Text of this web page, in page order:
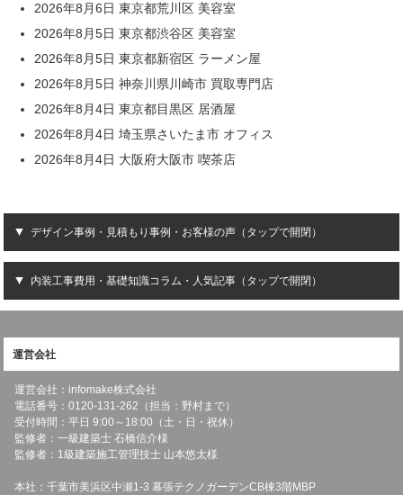
2026年8月6日 東京都荒川区 美容室
2026年8月5日 東京都渋谷区 美容室
2026年8月5日 東京都新宿区 ラーメン屋
2026年8月5日 神奈川県川崎市 買取専門店
2026年8月4日 東京都目黒区 居酒屋
2026年8月4日 埼玉県さいたま市 オフィス
2026年8月4日 大阪府大阪市 喫茶店
デザイン事例・見積もり事例・お客様の声（タップで開閉）
内装工事費用・基礎知識コラム・人気記事（タップで開閉）
運営会社
運営会社：infomake株式会社
電話番号：0120-131-262（担当：野村まで）
受付時間：平日 9:00～18:00（土・日・祝休）
監修者：一級建築士 石橋信介様
監修者：1級建築施工管理技士 山本悠太様
本社：千葉市美浜区中瀬1-3 幕張テクノガーデンCB棟3階MBP